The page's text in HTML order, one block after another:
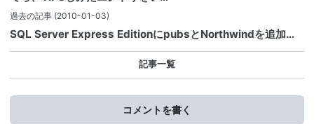
過去の記事 (2010-01-03)
SQL Server Express EditionにpubsとNorthwindを追加…
記事一覧
コメントを書く